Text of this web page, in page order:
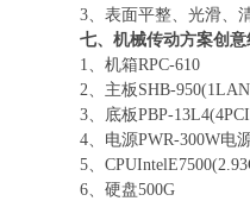
3、表面平整、光滑、
七、 机械传动方案创
1、机箱RPC-610
2、主板SHB-
3、底板PBP-
4、电源PWR-300W电
5、
6、硬盘500G